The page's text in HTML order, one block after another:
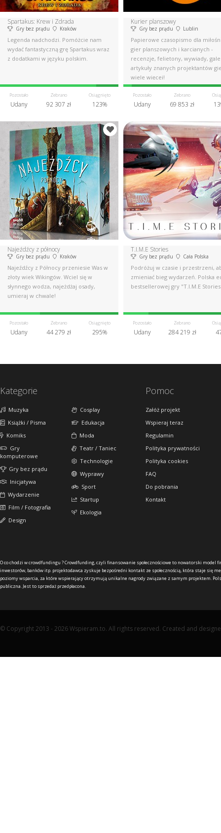
Spartakus: Krew i Zdrada
Gry bez prądu Kraków
Legenda nadchodzi. Pomóżcie nam
wydać fantastyczną grę Spartakus wraz
z dodatkami w języku polskim.
Pozostało
Udany
Zebrano
92 307 zł
Osiągnięto
123%
Kurier planszowy
Gry bez prądu Lublin
Papierowe czasopismo dla
gier planszowych i karcianych -
recenzje, felietony, wywiady,
artykuły znanych projektantów
wiele więcej!
Pozostało
Udany
Zebrano
69 853 zł
Najeźdźcy z północy
Gry bez prądu Kraków
Najeźdźcy z Północy przeniesie Was w
złoty wiek Wikingów. Wciel się w
słynnego wodza, najeżdżaj osady,
umieraj w chwale!
Pozostało
Udany
Zebrano
44 279 zł
Osiągnięto
295%
T.I.M.E Stories
Gry bez prądu Cała Polska
Podróżuj w czasie i przestrzeni,
zmieniać bieg wydarzeń. Polska
bestsellerowej gry "T.I.M.E
Pozostało
Udany
Zebrano
284 219 zł
Kategorie
Muzyka
Książki / Pisma
Komiks
Gry
komputerowe
Gry bez prądu
Inicjatywa
Wydarzenie
Film / Fotografia
Design
Cosplay
Edukacja
Moda
Teatr / Taniec
Technologie
Wyprawy
Sport
Startup
Ekologia
Pomoc
Załóż projekt
Wspieraj teraz
Regulamin
Polityka prywatności
Polityka cookies
FAQ
Do pobrania
Kontakt
O co chodzi w crowdfundingu ?Crowdfunding, czyli finansowanie społecznościowe to nowatorski model
inwestorów, banków itp. projektodawca zyskuje bezpośredni kontakt ze społecznością, która staje się
poziomy wsparcia, za które wspierający otrzymują unikalne nagrody związane z samym projektem.
publiczna. Jest to sprzedaż przedpłacona.
© Copyright 2013 - 2026 Wspieram.to. All rights reserved. Created and